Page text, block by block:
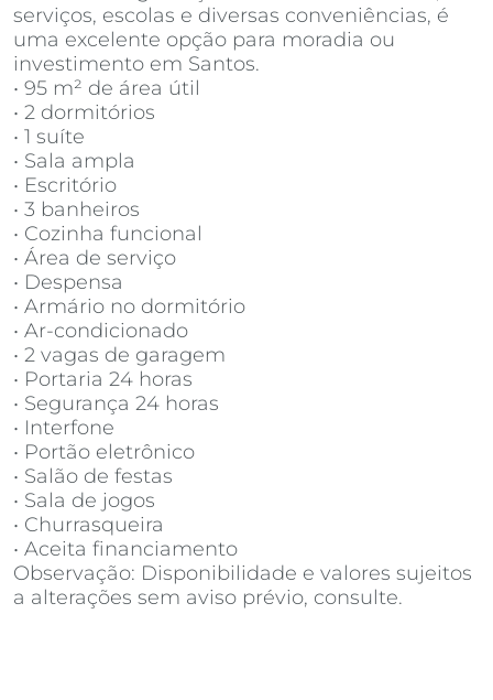
serviços, escolas e diversas conveniências, é
uma excelente opção para moradia ou
investimento em Santos.
• 95 m² de área útil
• 2 dormitórios
• 1 suíte
• Sala ampla
• Escritório
• 3 banheiros
• Cozinha funcional
• Área de serviço
• Despensa
• Armário no dormitório
• Ar-condicionado
• 2 vagas de garagem
• Portaria 24 horas
• Segurança 24 horas
• Interfone
• Portão eletrônico
• Salão de festas
• Sala de jogos
• Churrasqueira
• Aceita financiamento
Observação: Disponibilidade e valores sujeitos
a alterações sem aviso prévio, consulte.